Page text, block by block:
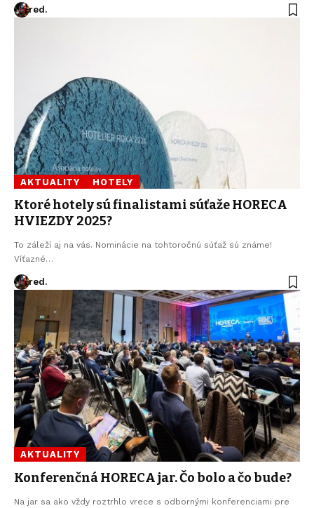
red.
AKTUALITY HOTELY
Ktoré hotely sú finalistami súťaže HORECA
HVIEZDY 2025?
To záleží aj na vás. Nominácie na tohtoročnú súťaž sú známe!
Víťazné…
red.
AKTUALITY
Konferenčná HORECA jar. Čo bolo a čo bude?
Na jar sa ako vždy roztrhlo vrece s odbornými konferenciami pre